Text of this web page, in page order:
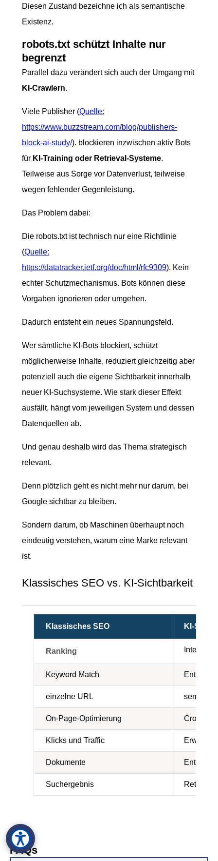
Diesen Zustand bezeichne ich als semantische
Existenz.
robots.txt schützt Inhalte nur
begrenzt
Parallel dazu verändert sich auch der Umgang mit
KI-Crawlern.
Viele Publisher (Quelle:
https://www.buzzstream.com/blog/publishers-
block-ai-study/). blockieren inzwischen aktiv Bots
für KI-Training oder Retrieval-Systeme.
Teilweise aus Sorge vor Datenverlust, teilweise
wegen fehlender Gegenleistung.
Das Problem dabei:
Die robots.txt ist technisch nur eine Richtlinie
(Quelle:
https://datatracker.ietf.org/doc/html/rfc9309). Kein
echter Schutzmechanismus. Bots können diese
Vorgaben ignorieren oder umgehen.
Dadurch entsteht ein neues Spannungsfeld.
Wer sämtliche KI-Bots blockiert, schützt
möglicherweise Inhalte, reduziert gleichzeitig aber
potenziell auch die eigene Sichtbarkeit innerhalb
neuer KI-Suchsysteme. Wie stark dieser Effekt
ausfällt, hängt vom jeweiligen System und dessen
Datenquellen ab.
Und genau deshalb wird das Thema strategisch
relevant.
Denn plötzlich geht es nicht mehr nur darum, bei
Google sichtbar zu bleiben.
Sondern darum, ob Maschinen überhaupt noch
eindeutig verstehen, warum eine Marke relevant
ist.
Klassisches SEO vs. KI-Sichtbarkeit
Klassisches SEO KI-
Ranking
Keyword Match Entity +
einzelne URL
On-Page-Optimierung Cross-
Klicks und Traffic
Dokumente Entitäten
Suchergebnis
FAQs